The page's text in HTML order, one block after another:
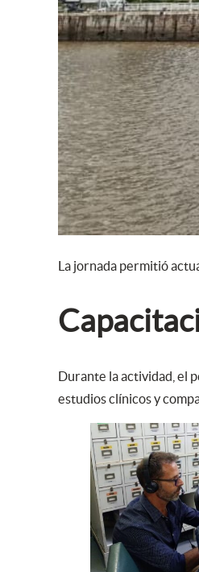
La jornada permitió
Durante la actividad, el
estudios clínicos y